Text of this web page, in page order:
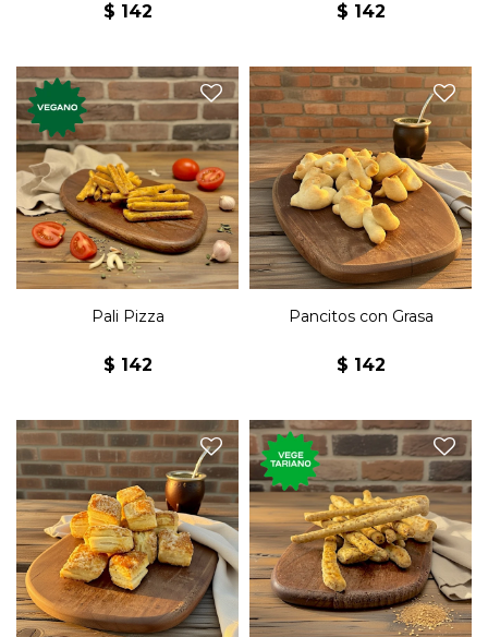
$ 142 $ 142
Mini grisines de tomate,
orégano, cebolla y ajo.
Pali Pizza
$ 142
Miniaturas de pan con
grasa.
Pancitos con Grasa
$ 142
Miniaturas de galletas
dulces.
Grisines con salvado
vegetarianos.